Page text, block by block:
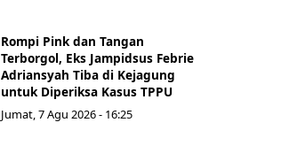
Rompi Pink dan Tangan
Terborgol, Eks Jampidsus Febrie
Adriansyah Tiba di Kejagung
untuk Diperiksa Kasus TPPU
Jumat, 7 Agu 2026 - 16:25